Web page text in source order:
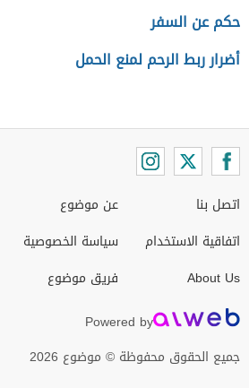
حكم عن السفر
أضرار ربط الرحم لمنع الحمل
اتصل بنا
اتفاقية الاستخدام
About Us
عن موضوع
سياسة الخصوصية
فريق موضوع
Powered by
جميع الحقوق محفوظة © موضوع 2026